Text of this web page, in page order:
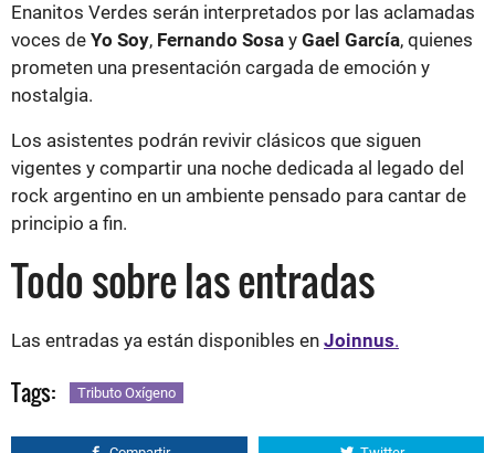
Enanitos Verdes serán interpretados por las aclamadas
voces de Yo Soy, Fernando Sosa y Gael García, quienes
prometen una presentación cargada de emoción y
nostalgia.
Los asistentes podrán revivir clásicos que siguen
vigentes y compartir una noche dedicada al legado del
rock argentino en un ambiente pensado para cantar de
principio a fin.
Todo sobre las entradas
Las entradas ya están disponibles en Joinnus.
Tags: Tributo Oxígeno